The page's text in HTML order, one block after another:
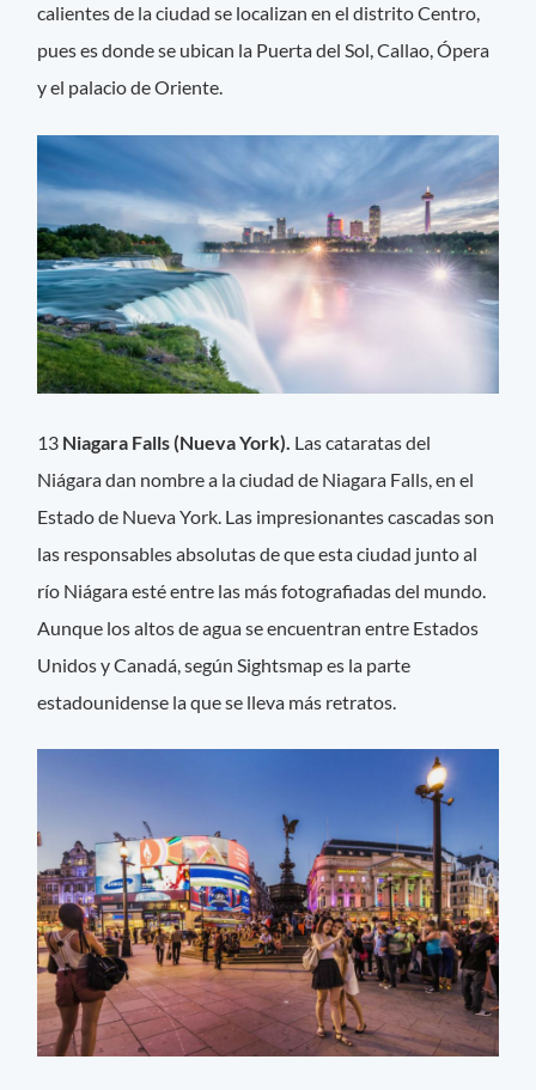
calientes de la ciudad se localizan en el distrito Centro,
pues es donde se ubican la Puerta del Sol, Callao, Ópera
y el palacio de Oriente.
13 Niagara Falls (Nueva York). Las cataratas del
Niágara dan nombre a la ciudad de Niagara Falls, en el
Estado de Nueva York. Las impresionantes cascadas son
las responsables absolutas de que esta ciudad junto al
río Niágara esté entre las más fotografiadas del mundo.
Aunque los altos de agua se encuentran entre Estados
Unidos y Canadá, según Sightsmap es la parte
estadounidense la que se lleva más retratos.